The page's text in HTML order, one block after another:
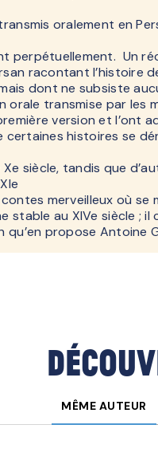
oralement en
perpétuellement. Un
racontant l’histoire
dont ne subsiste
orale transmise par les
version et l’ont
certaines histoires se
siècle, tandis que
merveilleux où se
stable au XIVe siècle ; il
propose Antoine
MÊME AUTEUR